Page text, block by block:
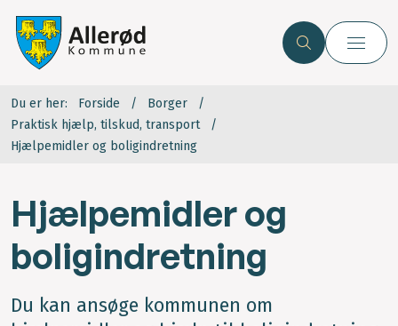
Du er her: Forside
Borger
Praktisk hjælp, tilskud, transport
Hjælpemidler og boligindretning
Hjælpemidler og
boligindretning
Du kan ansøge kommunen om